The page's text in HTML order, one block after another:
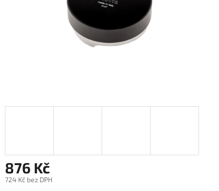
876 Kč
724 Kč bez DPH